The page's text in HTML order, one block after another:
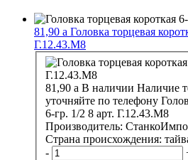
81,90 a Головка торцевая
Г.12.43.М8
81,90 a В наличии Наличие
уточняйте по телефону
6-гр. 1/2 8 арт. Г.12.43.М8
Производитель:
Страна происхождения:
-